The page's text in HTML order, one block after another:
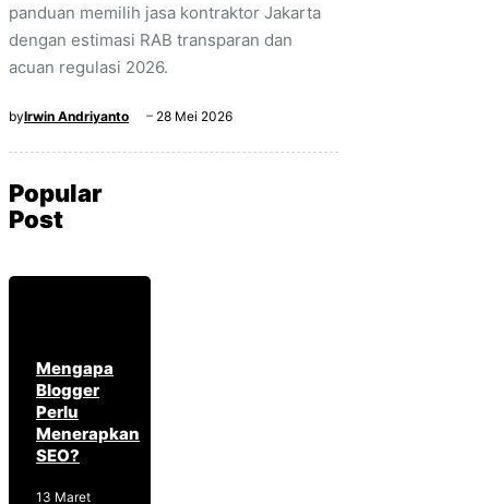
panduan memilih jasa kontraktor Jakarta
dengan estimasi RAB transparan dan
acuan regulasi 2026.
byIrwin Andriyanto 28 Mei 2026
Popular
Post
Mengapa
Blogger
Perlu
Menerapkan
SEO?
13 Maret